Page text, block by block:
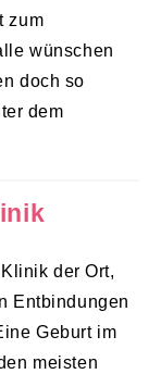
zum
wünschen
doch so
dem
der Ort,
Entbindungen
Geburt im
meisten